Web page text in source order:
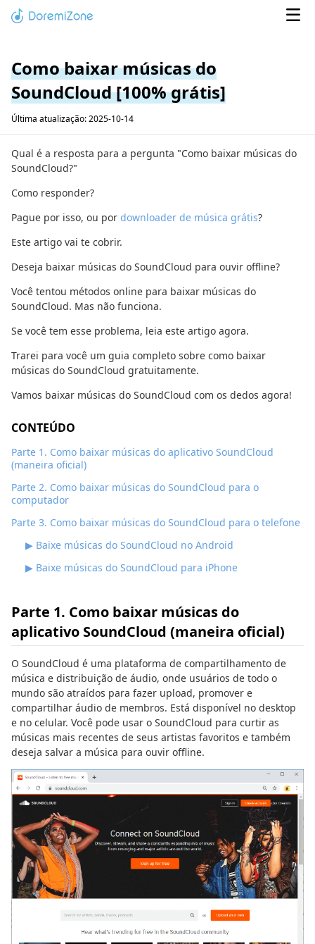
Como baixar músicas do
SoundCloud [100% grátis]
Última atualização: 2025-10-14
Qual é a resposta para a pergunta "Como baixar músicas do
SoundCloud?"
Como responder?
Pague por isso, ou por downloader de música grátis?
Este artigo vai te cobrir.
Deseja baixar músicas do SoundCloud para ouvir offline?
Você tentou métodos online para baixar músicas do
SoundCloud. Mas não funciona.
Se você tem esse problema, leia este artigo agora.
Trarei para você um guia completo sobre como baixar
músicas do SoundCloud gratuitamente.
Vamos baixar músicas do SoundCloud com os dedos agora!
CONTEÚDO
Parte 1. Como baixar músicas do aplicativo SoundCloud
(maneira oficial)
Parte 2. Como baixar músicas do SoundCloud para o
computador
Parte 3. Como baixar músicas do SoundCloud para o telefone
▶ Baixe músicas do SoundCloud no Android
▶ Baixe músicas do SoundCloud para iPhone
Parte 1. Como baixar músicas do
aplicativo SoundCloud (maneira oficial)
O SoundCloud é uma plataforma de compartilhamento de
música e distribuição de áudio, onde usuários de todo o
mundo são atraídos para fazer upload, promover e
compartilhar áudio de membros. Está disponível no desktop
e no celular. Você pode usar o SoundCloud para curtir as
músicas mais recentes de seus artistas favoritos e também
deseja salvar a música para ouvir offline.